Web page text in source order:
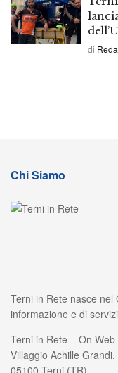
di
Chi Siamo
Terni in Rete nasce
informazione e di
Terni in Rete – On Web
Villaggio Achille Grandi,
05100 Terni (TR)